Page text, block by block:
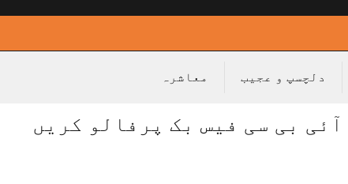
دلچسپ و عجیب معاشرہ
آئی بی سی فیس بک پرفالو کریں